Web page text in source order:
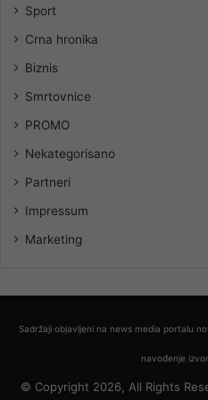
Sport
Crna hronika
Biznis
Smrtovnice
PROMO
Nekategorisano
Partneri
Impressum
Marketing
Sadržaji objavljeni na news media portalu
navođenje
© Copyright 2026, All Rights